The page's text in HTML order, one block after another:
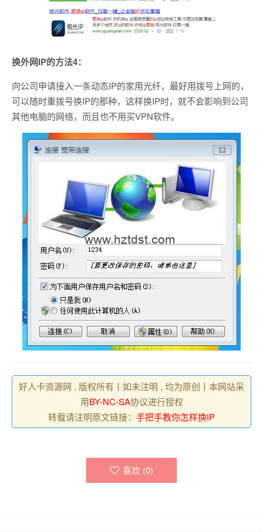
换外网IP的方法4：
向公司申请接入一条动态IP的家用光纤，最好用拨号上网的，
可以随时重拨号换IP的那种，这样换IP时，就不会影响到公司
其他电脑的网络，而且也不用买VPN软件。
好人卡资源网 , 版权所有丨如未注明 , 均为原创丨本网站采
用BY-NC-SA协议进行授权
转载请注明原文链接： 手把手教你怎样换IP
喜欢 (0)